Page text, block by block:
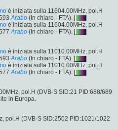
è iniziata sulla 11604.00MHz, pol.H
Arabo (In chiaro - FTA).
è iniziata sulla 11604.00MHz, pol.H
Arabo (In chiaro - FTA).
è iniziata sulla 11010.00MHz, pol.H
Arabo (In chiaro - FTA).
è iniziata sulla 11010.00MHz, pol.H
Arabo (In chiaro - FTA).
pol.H (DVB-S SID:21 PID:688/689
in Europa.
pol.H (DVB-S SID:2502 PID:1021/1022